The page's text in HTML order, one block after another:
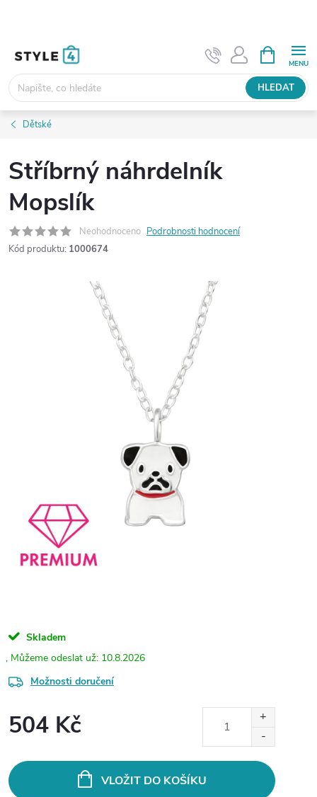
HLEDAT
NÁKUPNÍ
KOŠÍK
Dětské
Stříbrný náhrdelník
Mopslík
Neohodnoceno Podrobnosti hodnocení
Kód produktu: 1000674
Skladem
10.8.2026
Možnosti doručení
504 Kč
VLOŽIT DO KOŠÍKU